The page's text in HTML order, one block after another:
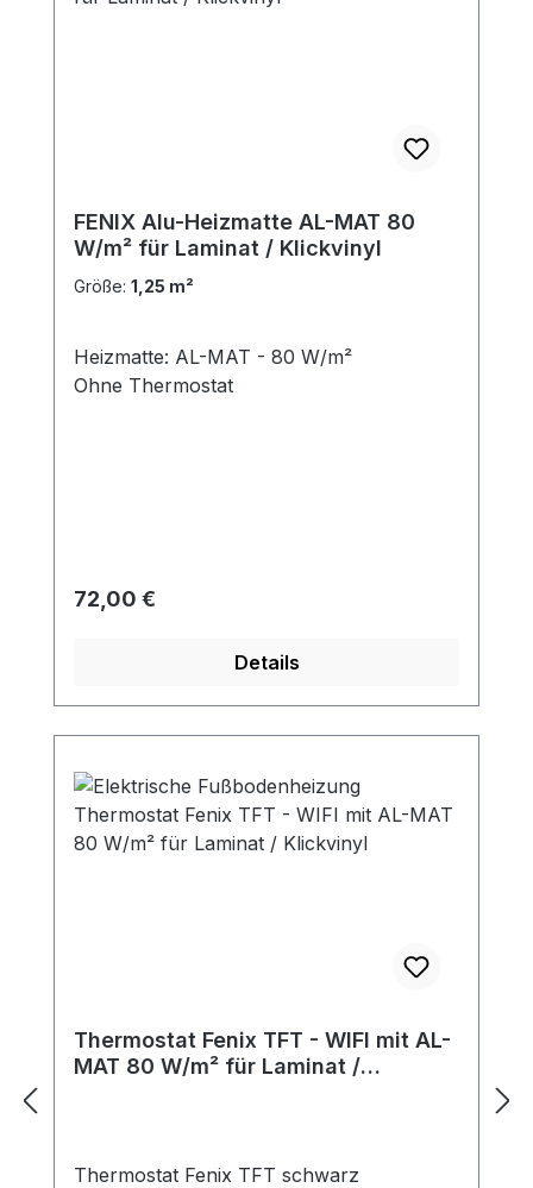
FENIX Alu-Heizmatte AL-MAT 80
W/m² für Laminat / Klickvinyl
Größe: 1,25 m²
Heizmatte: AL-MAT - 80 W/m²
Ohne Thermostat
Regulärer Preis:
72,00 €
Details
Thermostat Fenix TFT - WIFI mit AL-
MAT 80 W/m² für Laminat /
Thermostat Fenix TFT schwarz